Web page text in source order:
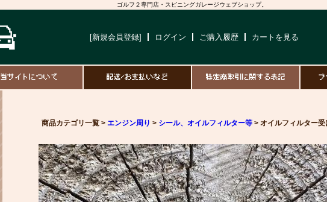
ゴルフ２専門店・スピニングガレージウェブショップ。
[新規会員登録] ログイン ご購入履歴 カートを見る
当サイトについて 配送/お支払いなど 特定商取引に関する表記 プ
商品カテゴリ一覧 > エンジン周り > シール、オイルフィルター等 > オイルフィルター